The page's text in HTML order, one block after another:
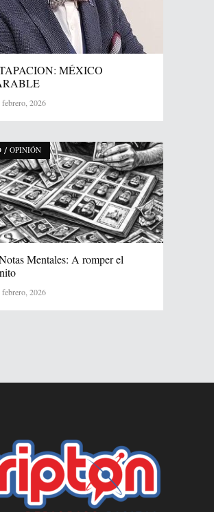
MÉXICO
febrero, 2026
/ OPINIÓN
Mentales: A romper el
febrero, 2026